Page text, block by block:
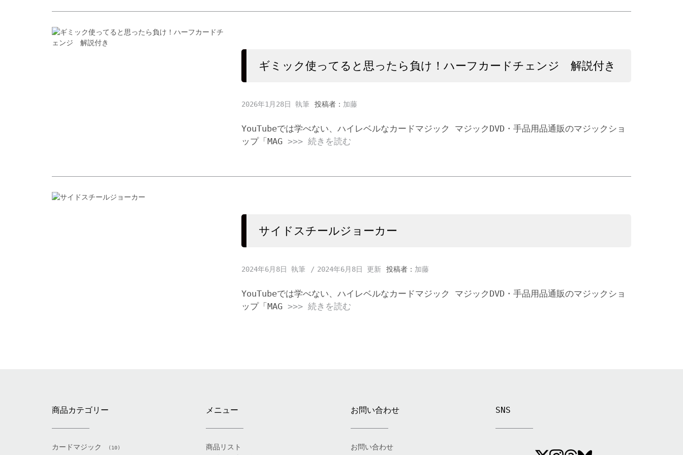
ギミック使ってると思ったら負け！ハーフカードチェンジ 解説付き
2026年1月28日 投稿者： 加藤
YouTubeでは学べない、ハイレベルなカードマジック マジックDVD・手品用品通販のマジックショ
ップ「MAG >>> 続きを読む
サイドスチールジョーカー
2024年6月8日 2024年6月8日 投稿者： 加藤
YouTubeでは学べない、ハイレベルなカードマジック マジックDVD・手品用品通販のマジックショ
ップ「MAG >>> 続きを読む
商品カテゴリー
カードマジック (10)
メニュー
商品リスト
お問い合わせ
お問い合わせ
SNS